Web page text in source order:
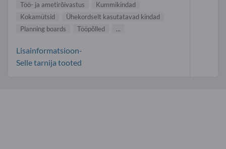
Töö- ja ametirõivastus
Kummikindad
Kokamütsid
Ühekordselt kasutatavad kindad
Planning boards
Tööpõlled ...
Lisainformatsioon-
Selle tarnija tooted